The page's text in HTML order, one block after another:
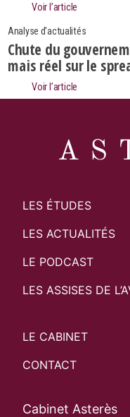
Voir l’article
Analyse d'actualités
Chute du
mais réel sur le
Voir l’article
LES ÉTUDES
LES ACTUALITÉS
LE PODCAST
LES ASSISES DE
LE CABINET
CONTACT
Cabinet Asterès
Search